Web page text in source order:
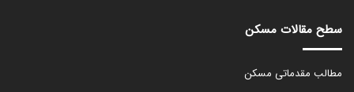
سطح مقالات مسکن
مطالب مقدماتی مسکن